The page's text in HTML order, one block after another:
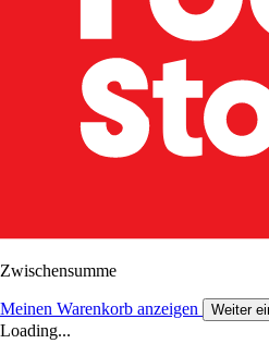
Zwischensumme
Meinen Warenkorb anzeigen Weiter
Loading...